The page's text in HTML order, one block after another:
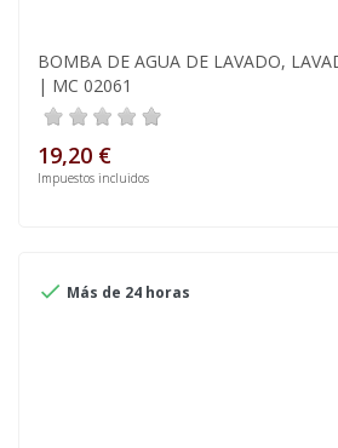
BOMBA DE AGUA DE LAVADO,
| MC 02061
19,20 €
Impuestos incluidos
 Más de 24 horas